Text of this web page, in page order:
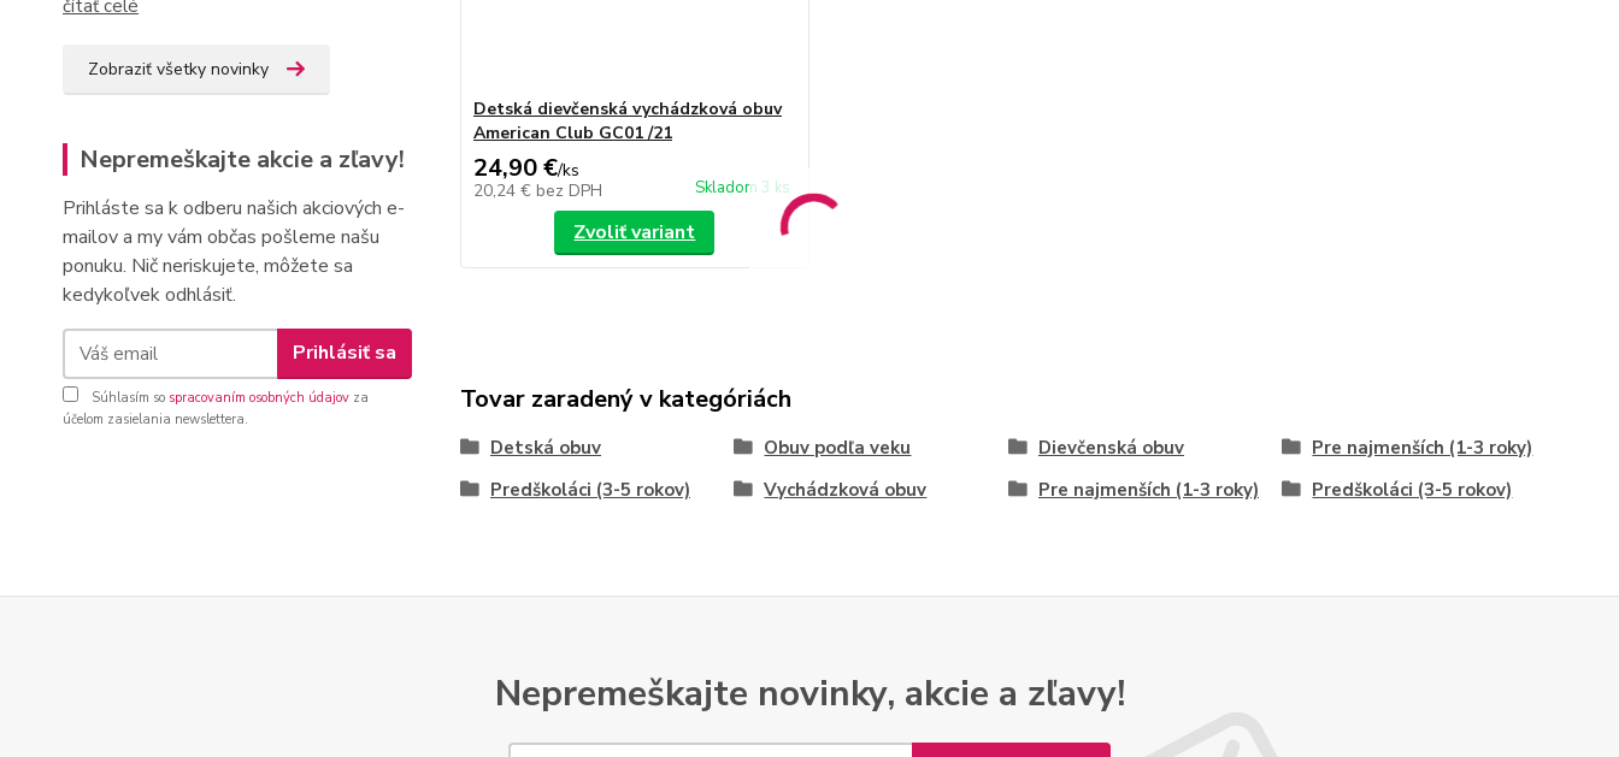
čítať celé
Zobraziť všetky novinky
Nepremeškajte akcie a zľavy!
Prihláste sa k odberu našich akciových e-
mailov a my vám občas pošleme našu
ponuku. Nič neriskujete, môžete sa
kedykoľvek odhlásiť.
Prihlásiť sa
Súhlasím so spracovaním osobných údajov za
účelom zasielania newslettera.
Detská dievčenská vychádzková obuv
American Club GC01 /21
24,90 €/ks
20,24 € bez DPH Skladom 3 ks
Zvoliť variant
Tovar zaradený v kategóriách
Detská obuv Obuv podľa veku Dievčenská obuv
Pre najmenších (1-3 roky)
Predškoláci (3-5 rokov)
Vychádzková obuv Pre najmenších (1-3 roky) Predškoláci (3-5 rokov)
Nepremeškajte novinky, akcie a zľavy!